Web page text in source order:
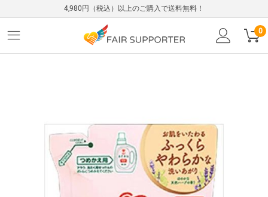
4,980円（税込）以上のご購入で送料無料！
0